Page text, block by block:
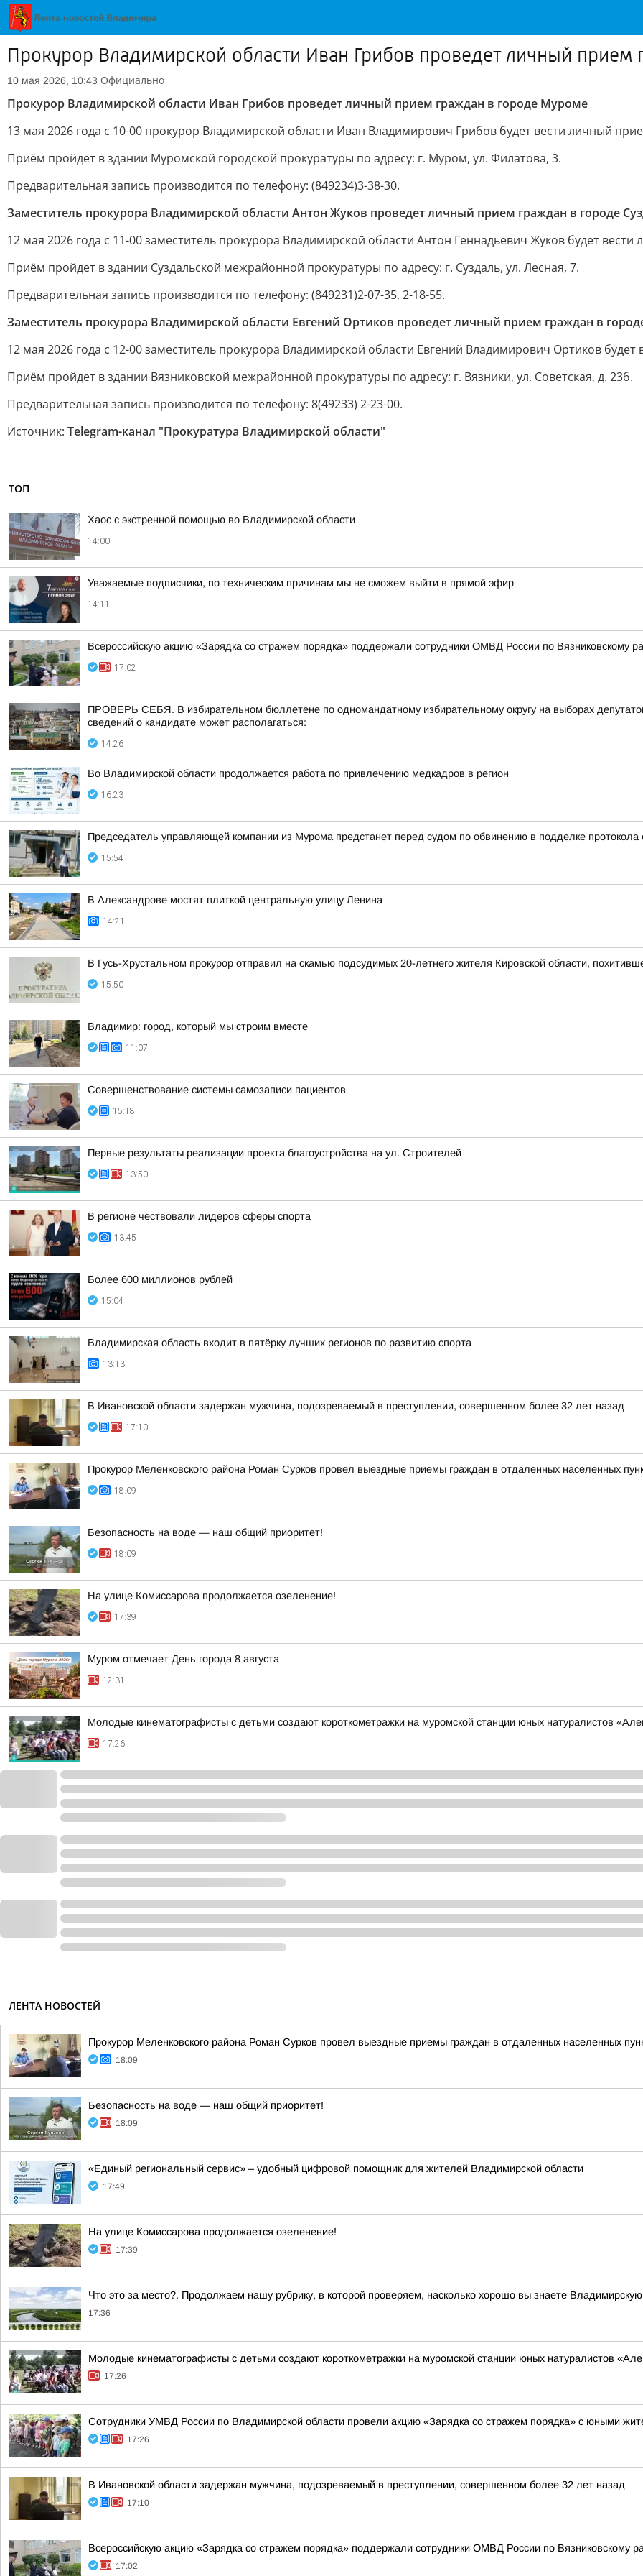
Прокурор Владимирской области Иван Грибов проведет личный
10 мая 2026, 10:43 Официально
Прокурор Владимирской области Иван Грибов проведет личный прием граждан в городе Муроме
13 мая 2026 года с 10-00 прокурор Владимирской области Иван Владимирович Грибов будет вести личный
Приём пройдет в здании Муромской городской прокуратуры по адресу: г. Муром, ул. Филатова, 3.
Предварительная запись производится по телефону: (849234)3-38-30.
Заместитель прокурора Владимирской области Антон Жуков проведет личный прием граждан в городе
12 мая 2026 года с 11-00 заместитель прокурора Владимирской области Антон Геннадьевич Жуков будет
Приём пройдет в здании Суздальской межрайонной прокуратуры по адресу: г. Суздаль, ул. Лесная, 7.
Предварительная запись производится по телефону: (849231)2-07-35, 2-18-55.
Заместитель прокурора Владимирской области Евгений Ортиков проведет личный прием граждан в
12 мая 2026 года с 12-00 заместитель прокурора Владимирской области Евгений Владимирович Ортиков
Приём пройдет в здании Вязниковской межрайонной прокуратуры по адресу: г. Вязники, ул. Советская, д. 23б.
Предварительная запись производится по телефону: 8(49233) 2-23-00.
Источник: Telegram-канал "Прокуратура Владимирской области"
ТОП
Хаос с экстренной помощью во Владимирской области
14:00
Уважаемые подписчики, по техническим причинам мы не сможем выйти в прямой эфир
14:11
Всероссийскую акцию «Зарядка со стражем порядка» поддержали сотрудники ОМВД России по Вязниковскому
17:02
ПРОВЕРЬ СЕБЯ. В избирательном бюллетене по одномандатному избирательному округу на выборах
сведений о кандидате может располагаться:
14:26
Во Владимирской области продолжается работа по привлечению медкадров в регион
16:23
Председатель управляющей компании из Мурома предстанет перед судом по обвинению в подделке
15:54
В Александрове мостят плиткой центральную улицу Ленина
14:21
В Гусь-Хрустальном прокурор отправил на скамью подсудимых 20-летнего жителя Кировской области,
15:50
Владимир: город, который мы строим вместе
11:07
Совершенствование системы самозаписи пациентов
15:18
Первые результаты реализации проекта благоустройства на ул. Строителей
13:50
В регионе чествовали лидеров сферы спорта
13:45
Более 600 миллионов рублей
15:04
Владимирская область входит в пятёрку лучших регионов по развитию спорта
13:13
В Ивановской области задержан мужчина, подозреваемый в преступлении, совершенном более 32 лет назад
17:10
Прокурор Меленковского района Роман Сурков провел выездные приемы граждан в отдаленных населенных
18:09
Безопасность на воде — наш общий приоритет!
18:09
На улице Комиссарова продолжается озеленение!
17:39
Муром отмечает День города 8 августа
12:31
Молодые кинематографисты с детьми создают короткометражки на муромской станции юных натуралистов
17:26
ЛЕНТА НОВОСТЕЙ
Прокурор Меленковского района Роман Сурков провел выездные приемы граждан в отдаленных населенных
18:09
Безопасность на воде — наш общий приоритет!
18:09
«Единый региональный сервис» – удобный цифровой помощник для жителей Владимирской области
17:49
На улице Комиссарова продолжается озеленение!
17:39
Что это за место?. Продолжаем нашу рубрику, в которой проверяем, насколько хорошо вы знаете
17:36
Молодые кинематографисты с детьми создают короткометражки на муромской станции юных натуралистов
17:26
Сотрудники УМВД России по Владимирской области провели акцию «Зарядка со стражем порядка» с юными
17:26
В Ивановской области задержан мужчина, подозреваемый в преступлении, совершенном более 32 лет назад
17:10
Всероссийскую акцию «Зарядка со стражем порядка» поддержали сотрудники ОМВД России по Вязниковскому
17:02